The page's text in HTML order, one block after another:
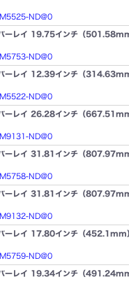
ND@0
バーレイ 19.75インチ（
ND@0
ーレイ 12.39インチ（
ND@0
バーレイ 26.28インチ（
ND@0
バーレイ 31.81インチ（
ND@0
バーレイ 31.81インチ（
ND@0
バーレイ 17.80インチ（452.1mm
ND@0
バーレイ 19.34インチ（